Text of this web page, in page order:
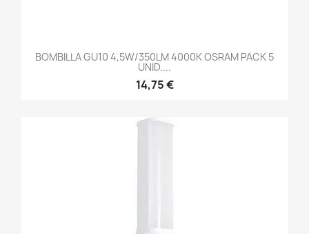
BOMBILLA GU10 4,5W/350LM 4000K OSRAM PACK 5
UNID....
14,75 €